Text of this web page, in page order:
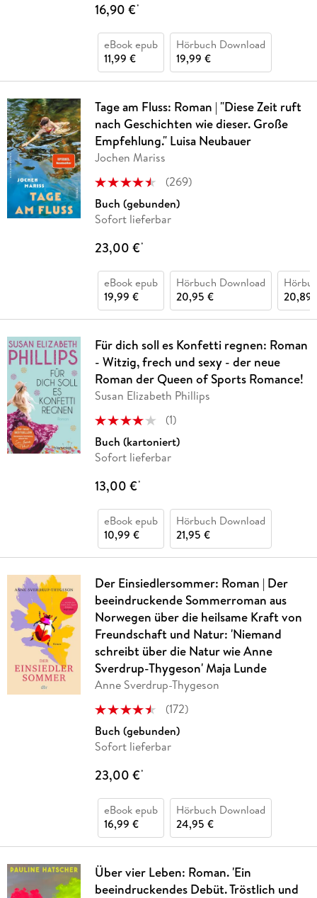
16,90 €*
eBook epub
11,99 €
Hörbuch Download
19,99 €
Tage am Fluss: Roman | "Diese Zeit ruft
nach Geschichten wie dieser. Große
Empfehlung." Luisa Neubauer
Jochen Mariss
(269)
Buch (gebunden)
Sofort lieferbar
23,00 €*
eBook epub
19,99 €
Hörbuch Download
20,95 €
20,89
Für dich soll es Konfetti regnen: Roman
- Witzig, frech und sexy - der neue
Roman der Queen of Sports Romance!
Susan Elizabeth Phillips
(1)
Buch (kartoniert)
Sofort lieferbar
13,00 €*
eBook epub
10,99 €
Hörbuch Download
21,95 €
Der Einsiedlersommer: Roman | Der
beeindruckende Sommerroman aus
Norwegen über die heilsame Kraft von
Freundschaft und Natur: 'Niemand
schreibt über die Natur wie Anne
Sverdrup-Thygeson' Maja Lunde
Anne Sverdrup-Thygeson
(172)
Buch (gebunden)
Sofort lieferbar
23,00 €*
eBook epub
16,99 €
Hörbuch Download
24,95 €
Über vier Leben: Roman. 'Ein
beeindruckendes Debüt. Tröstlich und